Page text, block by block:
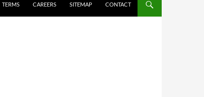
TERMS CAREERS SITEMAP CONTACT